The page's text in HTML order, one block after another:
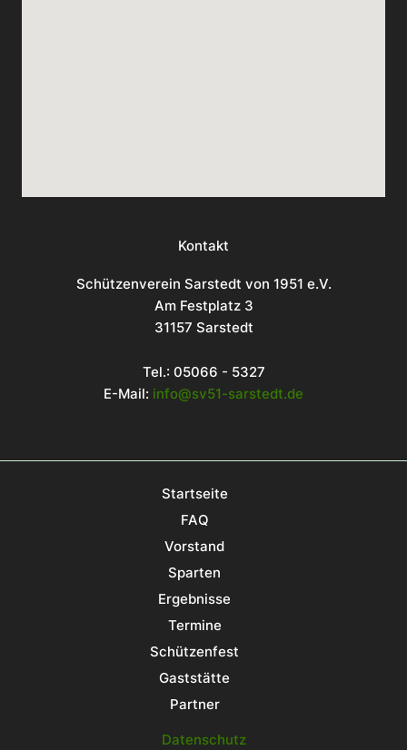
Kontakt
Schützenverein Sarstedt von 1951 e.V.
Am Festplatz 3
31157 Sarstedt
Tel.: 05066 - 5327
E-Mail: info@sv51-sarstedt.de
Startseite
FAQ
Vorstand
Sparten
Ergebnisse
Termine
Schützenfest
Gaststätte
Partner
Datenschutz